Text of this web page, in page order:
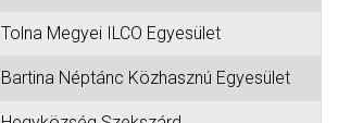
Tolna Megyei ILCO Egyesület
Bartina Néptánc Közhasznú Egyesület